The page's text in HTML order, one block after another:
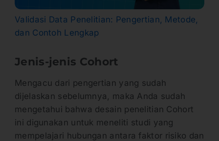
Validasi Data Penelitian: Pengertian, Metode,
dan Contoh Lengkap
Jenis-jenis Cohort
Mengacu dari pengertian yang sudah
dijelaskan sebelumnya, maka Anda sudah
mengetahui bahwa desain penelitian Cohort
ini digunakan untuk meneliti studi yang
mempelajari hubungan antara faktor risiko dan